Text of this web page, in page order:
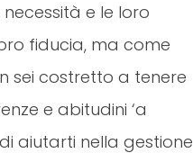
e le loro
fiducia, ma come
sei costretto a tenere
e abitudini ‘a
aiutarti nella gestione